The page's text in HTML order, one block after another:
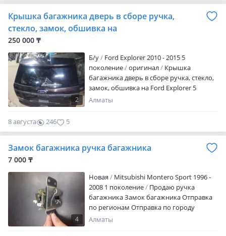
Крышка багажника дверь в сборе ручка,
стекло, замок, обшивка на
250 000 ₸
2
Б/y
Ford Explorer 2010 - 2015 5
поколение
оригинал
Крышка
багажника дверь в сборе ручка, стекло,
замок, обшивка на Ford Explorer 5
оригинал, привозная из Японии 250000
Алматы
8 августа 246 5
Замок багажника ручка багажника
7 000 ₸
4
Новая
Mitsubishi Montero Sport 1996 -
2008 1 поколение
Продаю ручка
багажника Замок багажника Отправка
по регионам Отправка по городу
Алматы